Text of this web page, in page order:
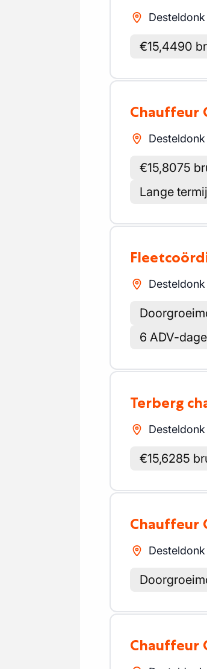
Desteldonk
€15,4490
Chauffeur
Desteldonk
€15,8075
Lange
Desteldonk
6 ADV-
Terberg
Desteldonk
€15,6285
Desteldonk